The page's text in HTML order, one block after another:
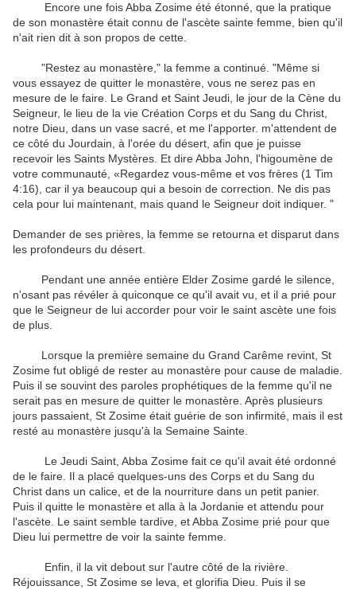
Encore une fois Abba Zosime été étonné, que la pratique
de son monastère était connu de l'ascète sainte femme, bien qu'il
n'ait rien dit à son propos de cette.
"Restez au monastère," la femme a continué. "Même si
vous essayez de quitter le monastère, vous ne serez pas en
mesure de le faire. Le Grand et Saint Jeudi, le jour de la Cène du
Seigneur, le lieu de la vie Création Corps et du Sang du Christ,
notre Dieu, dans un vase sacré, et me l'apporter. m'attendent de
ce côté du Jourdain, à l'orée du désert, afin que je puisse
recevoir les Saints Mystères. Et dire Abba John, l'higoumène de
votre communauté, «Regardez vous-même et vos frères (1 Tim
4:16), car il ya beaucoup qui a besoin de correction. Ne dis pas
cela pour lui maintenant, mais quand le Seigneur doit indiquer. "
Demander de ses prières, la femme se retourna et disparut dans
les profondeurs du désert.
Pendant une année entière Elder Zosime gardé le silence,
n'osant pas révéler à quiconque ce qu'il avait vu, et il a prié pour
que le Seigneur de lui accorder pour voir le saint ascète une fois
de plus.
Lorsque la première semaine du Grand Carême revint, St
Zosime fut obligé de rester au monastère pour cause de maladie.
Puis il se souvint des paroles prophétiques de la femme qu'il ne
serait pas en mesure de quitter le monastère. Après plusieurs
jours passaient, St Zosime était guérie de son infirmité, mais il est
resté au monastère jusqu'à la Semaine Sainte.
Le Jeudi Saint, Abba Zosime fait ce qu'il avait été ordonné
de le faire. Il a placé quelques-uns des Corps et du Sang du
Christ dans un calice, et de la nourriture dans un petit panier.
Puis il quitte le monastère et alla à la Jordanie et attendu pour
l'ascète. Le saint semble tardive, et Abba Zosime prié pour que
Dieu lui permettre de voir la sainte femme.
Enfin, il la vit debout sur l'autre côté de la rivière.
Réjouissance, St Zosime se leva, et glorifia Dieu. Puis il se